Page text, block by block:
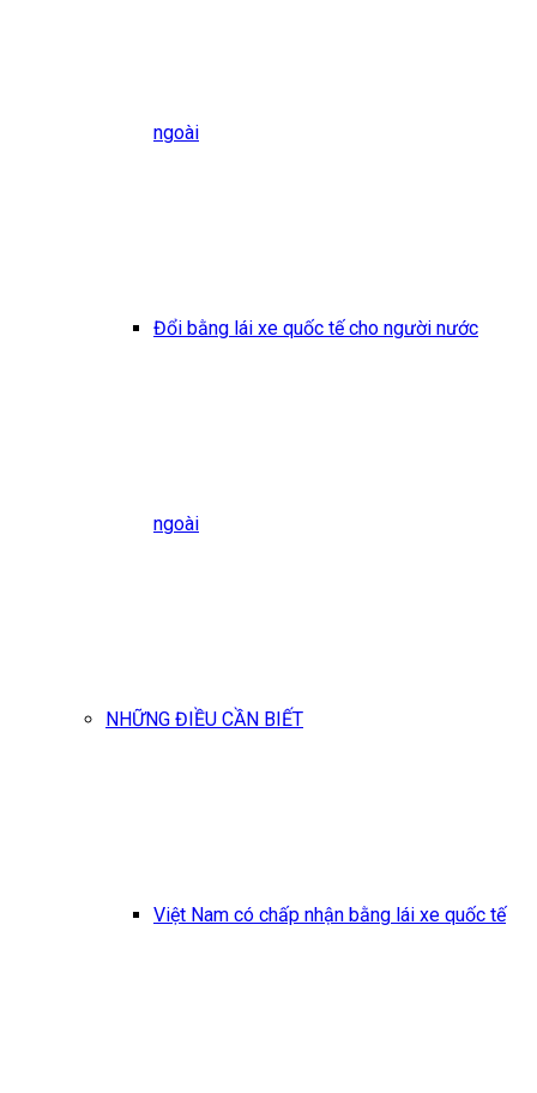
ngoài
Đổi bằng lái xe quốc tế cho người nước
ngoài
NHỮNG ĐIỀU CẦN BIẾT
Việt Nam có chấp nhận bằng lái xe quốc tế